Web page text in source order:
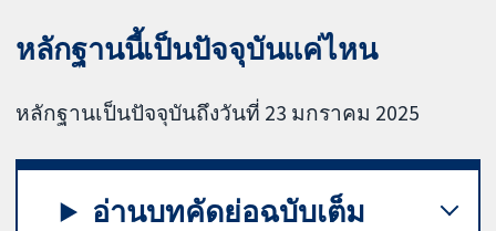
หลักฐานนี้เป็นปัจจุบันแค่ไหน
หลักฐานเป็นปัจจุบันถึงวันที่ 23 มกราคม 2025
อ่านบทคัดย่อฉบับเต็ม